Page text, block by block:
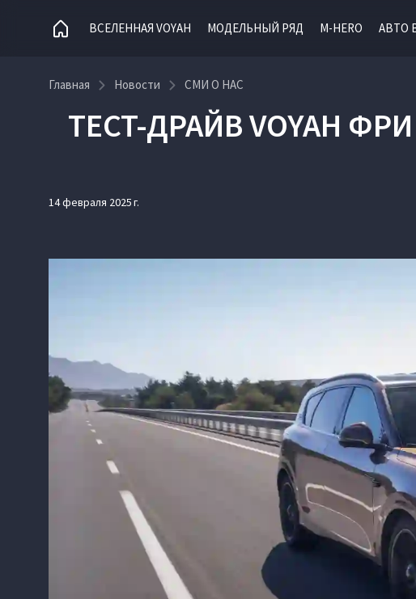
ВСЕЛЕННАЯ VOYAH МОДЕЛЬНЫЙ РЯД M-HERO АВТО
Главная Новости СМИ О НАС
ТЕСТ-ДРАЙВ VOYAH
14 февраля 2025 г.